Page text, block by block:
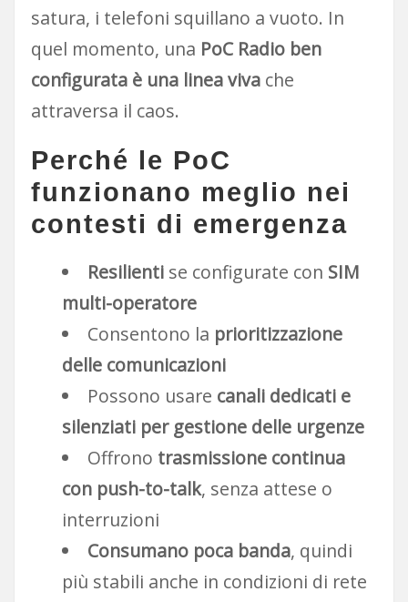
satura, i telefoni squillano a vuoto. In
quel momento, una PoC Radio ben
configurata è una linea vivache
attraversa il caos.
Perché le PoC
funzionano meglio nei
contesti di emergenza
Resilienti se configurate con SIM
multi-operatore
Consentono la prioritizzazione
delle comunicazioni
Possono usare canali dedicati e
silenziati per gestione delle urgenze
Offrono trasmissione continua
con push-to-talk, senza attese o
interruzioni
Consumano poca banda, quindi
più stabili anche in condizioni di rete